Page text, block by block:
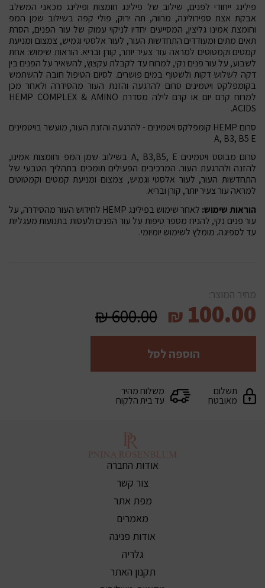
פילינג ייחודי לפנים, שילוב של פילינג חומצות ופילינג מכאני המשלב
אבקת אצת ספירולינה, מרווה, תה ירוק, פולי קפה בשילוב שמן המפ
וחומצת אמינו גליצין, המסייעים יחדיו לניקוי עמוק של עור הפנים, הסרת
תאים מתים ומעודדים התחדשות העור, לעור אלסטי וגמיש, צמצום ומניעת
קמטים וקמטוטים למראה עור צעיר יותר, קורן ובריא. הוראות שימוש: אחת
לשבוע, על עור פנים נקי, למרוח עד לקבלת עקצוץ, להשאיר על הפנים בין
דקה לשלוש דקות ולשטוף במים פושרים. לסיום הטיפול חובה להשתמש
בקומפלקס ויטמינים סרום להרגעה והזנת העור מהסידרה ולאחר מכן
למרוח קרם יום או קרם לילה מסדרת HEMP COMPLEX & AMINO
ACIDS.
סרום HEMP קומפלקס ויטמינים - להרגעה והזנת העור, מועשר בויטמינים
A, B3, B5 E
סרום מבוסס ויטמינים A, B3,B5, E בשילוב שמן המפ וחומצות אמינו,
להזנה ולהרגעת העור. המרכיבים הפעילים תומכים בתהליך הטבעי של
התחדשות העור, לעור אלסטי וגמיש, צמצום ומניעת קמטים וקמטוטים
למראה עור צעיר יותר, קורן ובריא.
הוראות שימוש:
לאחר שימוש בפילינג HEMP לחידוש העור מהסידרה, על
עור פנים נקי, להניח מספר טיפות על עור הפנים ולעסות בתנועות מעגליות
עד לספיגה. מומלץ לשימוש יומיומי.
מחיר המוצר:
100.00
₪
600.00
₪
הוספה לסל
תשלום
מאובטח
משלוח מהיר
עד בית הלקוח
אודות החברה
צור קשר
מפת אתר
מאמרים
אודות פנינה
גלריה
תקנון האתר